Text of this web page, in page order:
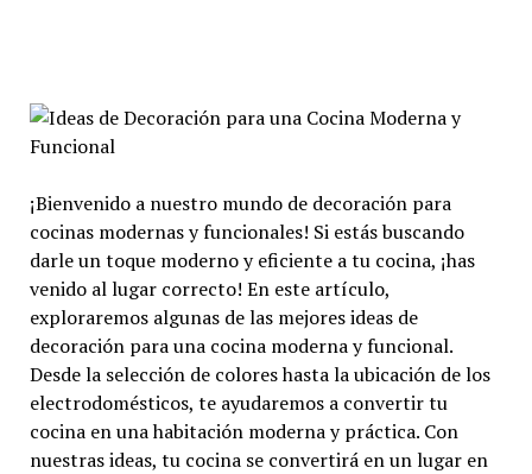
¡Bienvenido a nuestro mundo de decoración para
cocinas modernas y funcionales! Si estás buscando
darle un toque moderno y eficiente a tu cocina, ¡has
venido al lugar correcto! En este artículo,
exploraremos algunas de las mejores ideas de
decoración para una cocina moderna y funcional.
Desde la selección de colores hasta la ubicación de los
electrodomésticos, te ayudaremos a convertir tu
cocina en una habitación moderna y práctica. Con
nuestras ideas, tu cocina se convertirá en un lugar en